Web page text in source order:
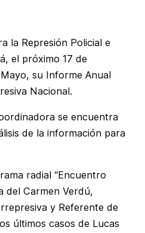
la Represión Policial e
el próximo 17 de
su Informe Anual
Nacional.
se encuentra
de la información para
radial “Encuentro
del Carmen Verdú,
y Referente de
últimos casos de Lucas